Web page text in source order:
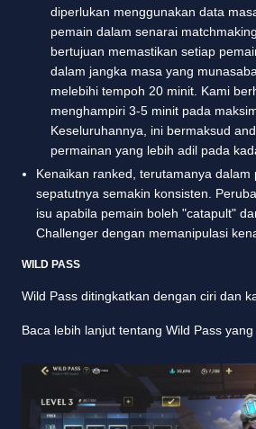
diperlukan menggunakan data
pemain dalam senarai
bertujuan memastikan setiap
dalam jangka masa yang
melebihi tempoh 20 minit. Kami
menghampiri 3-5 minit pada
Keseluruhannya, ini bermaksud
permainan yang lebih adil pada
Kenaikan ranked, terutamanya dalam
sepatutnya semakin konsisten.
isu apabila pemain boleh "catapult"
Challenger dengan memanipulasi
WILD PASS
Wild Pass ditingkatkan dengan ciri dan
Baca lebih lanjut tentang Wild Pass